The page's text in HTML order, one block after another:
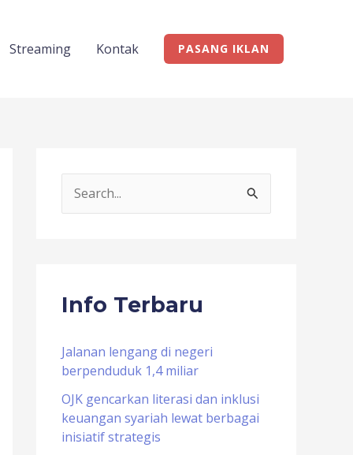
Streaming Kontak PASANG IKLAN
c
f
o
r
:
Info Terbaru
Jalanan lengang di negeri
berpenduduk 1,4 miliar
OJK gencarkan literasi dan inklusi
keuangan syariah lewat berbagai
inisiatif strategis